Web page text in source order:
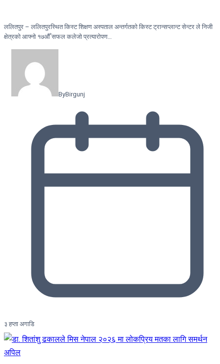
ललितपुर – ललितपुरस्थित किस्ट शिक्षण अस्पताल अन्तर्गतको किस्ट ट्रान्सप्लान्ट सेन्टर ले निजी
क्षेत्रको आफ्नो १७औँ सफल कलेजो प्रत्यारोपण…
ByBirgunj
३ हप्ता अगाडि